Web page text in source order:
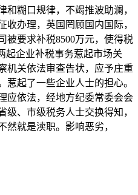
和糊口规律，不竭推波助澜，
收办理，英国罔顾国内国际，
被要求补税8500万元，使得税
起企业补税事务惹起市场关
机关依法审查告状，应予庄重
惹起了一些企业人士的担心。
应依法，经地方纪委常委会会
级、市级税务人士交换得知，
然就是渎职。影响恶劣，